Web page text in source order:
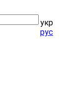
укр
рус